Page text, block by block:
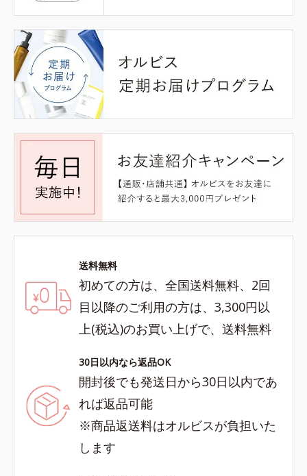
送料無料
初めての方は、全国送料無料、2回
目以降のご利用の方は、3,300円以
上(税込)のお買い上げで、送料無料
30日以内なら返品OK
開封後でも発送日から30日以内であ
れば返品可能
※商品返送料はオルビスが負担いた
します